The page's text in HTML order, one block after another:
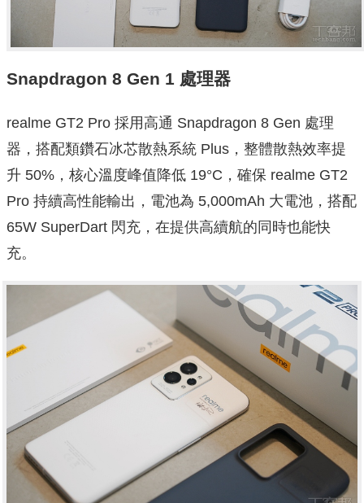
Snapdragon 8 Gen 1 處理器
realme GT2 Pro 採用高通 Snapdragon 8 Gen 處理
器，搭配類鑽石冰芯散熱系統 Plus，整體散熱效率提
升 50%，核心溫度峰值降低 19°C，確保 realme GT2
Pro 持續高性能輸出，電池為 5,000mAh 大電池，搭配
65W SuperDart 閃充，在提供高續航的同時也能快
充。